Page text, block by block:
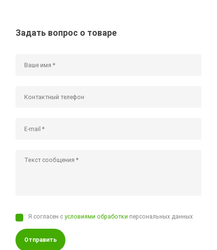
Задать вопрос о товаре
Я согласен сусловиями обработки персональных данных
Отправить